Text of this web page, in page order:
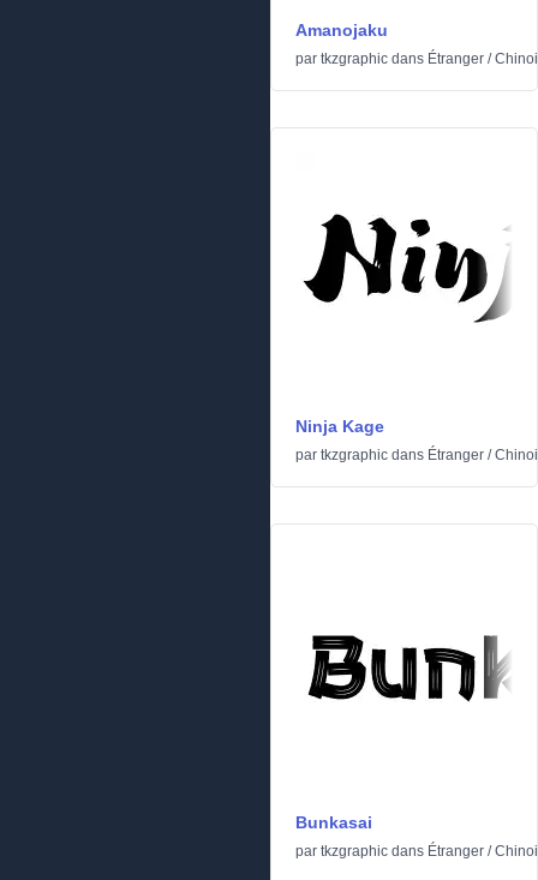
Amanojaku
par tkzgraphic dans Étranger /
Ninja Kage
par tkzgraphic dans Étranger /
Bunkasai
par tkzgraphic dans Étranger /